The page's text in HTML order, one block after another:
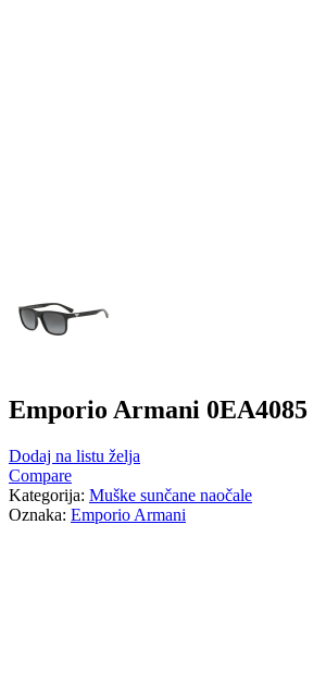
Emporio Armani 0EA4085
Dodaj na listu želja
Compare
Kategorija: Muške sunčane naočale
Oznaka: Emporio Armani